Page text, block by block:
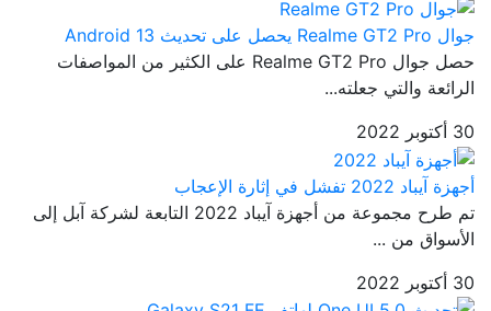
جوال Realme GT2 Pro يحصل على تحديث Android 13
حصل جوال Realme GT2 Pro على الكثير من المواصفات
الرائعة والتي جعلته...
30 أكتوبر 2022
أجهزة آيباد 2022 تفشل في إثارة الإعجاب
تم طرح مجموعة من أجهزة آيباد 2022 التابعة لشركة آبل إلى
الأسواق من ...
30 أكتوبر 2022